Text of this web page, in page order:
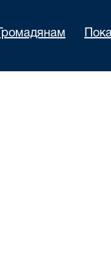
Громадянам